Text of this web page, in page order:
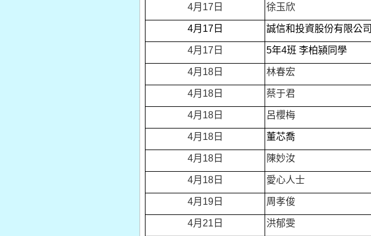
4月17日 徐玉欣
4月17日 誠信和投資股份有限公司
4月17日 5年4班 李柏潁同學
4月18日 林春宏
4月18日 蔡于君
4月18日 呂櫻梅
4月18日 董芯喬
4月18日 陳妙汝
4月18日 愛心人士
4月19日 周孝俊
4月21日 洪郁雯